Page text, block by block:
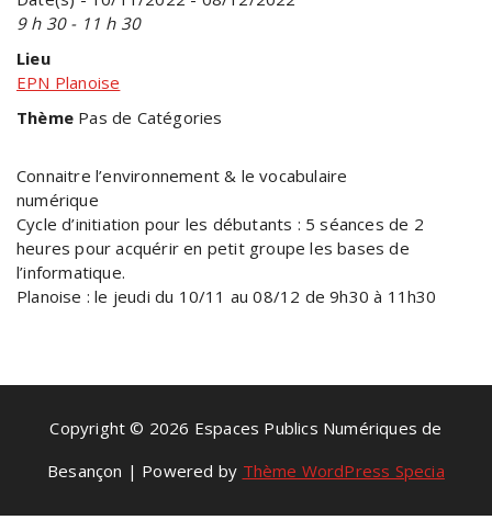
9 h 30 - 11 h 30
Lieu
EPN Planoise
Thème Pas de Catégories
Connaitre l’environnement & le vocabulaire
numérique
Cycle d’initiation pour les débutants : 5 séances de 2
heures pour acquérir en petit groupe les bases de
l’informatique.
Planoise : le jeudi du 10/11 au 08/12 de 9h30 à 11h30
Copyright © 2026 Espaces Publics Numériques de
Besançon | Powered by Thème WordPress Specia